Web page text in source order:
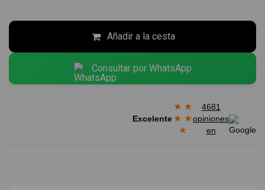
Añadir a la cesta
Consultar por WhatsApp
Excelente
★ ★
★ ★
★
4681
opiniones
en